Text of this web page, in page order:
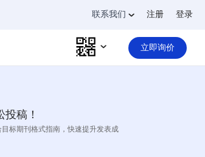
联系我们 注册 登录
立即询价
投稿！
标期刊格式指南，快速提升发表成